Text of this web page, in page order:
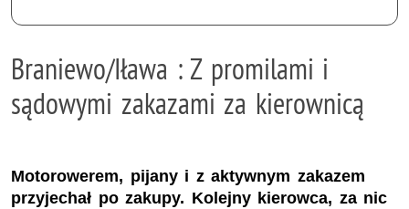
Braniewo/Iława : Z promilami i
sądowymi zakazami za kierownicą
Motorowerem, pijany i z aktywnym zakazem
przyjechał po zakupy. Kolejny kierowca, za nic